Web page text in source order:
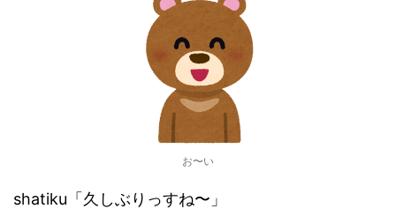
お〜い
shatiku「久しぶりっすね〜」